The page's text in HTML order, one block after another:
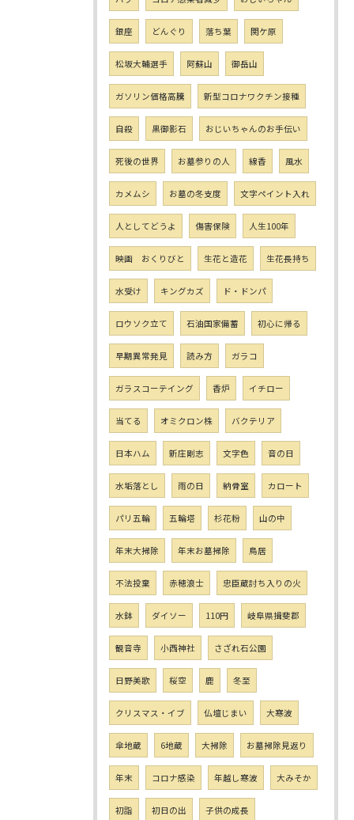
銀座 どんぐり 落ち葉 関ケ原
松坂大輔選手 阿蘇山 御岳山
ガソリン価格高騰 新型コロナワクチン接種
自殺 黒御影石 おじいちゃんのお手伝い
死後の世界 お墓参りの人 線香 風水
カメムシ お墓の冬支度 文字ペイント入れ
人としてどうよ 傷害保険 人生100年
映画 おくりびと 生花と造花 生花長持ち
水受け キングカズ ド・ドンパ
ロウソク立て 石油国家備蓄 初心に帰る
早期異常発見 読み方 ガラコ
ガラスコーテイング 香炉 イチロー
当てる オミクロン株 バクテリア
日本ハム 新庄剛志 文字色 音の日
水垢落とし 雨の日 納骨室 カロート
パリ五輪 五輪塔 杉花粉 山の中
年末大掃除 年末お墓掃除 鳥居
不法投棄 赤穂浪士 忠臣蔵討ち入りの火
水鉢 ダイソー 110円 岐阜県揖斐郡
観音寺 小西神社 さざれ石公園
日野美歌 桜空 鹿 冬至
クリスマス・イブ 仏壇じまい 大寒波
傘地蔵 6地蔵 大掃除 お墓掃除見返り
年末 コロナ感染 年越し寒波 大みそか
初詣 初日の出 子供の成長